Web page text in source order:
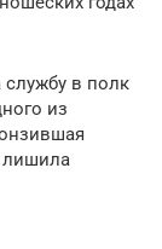
службу в полк
из
лишила